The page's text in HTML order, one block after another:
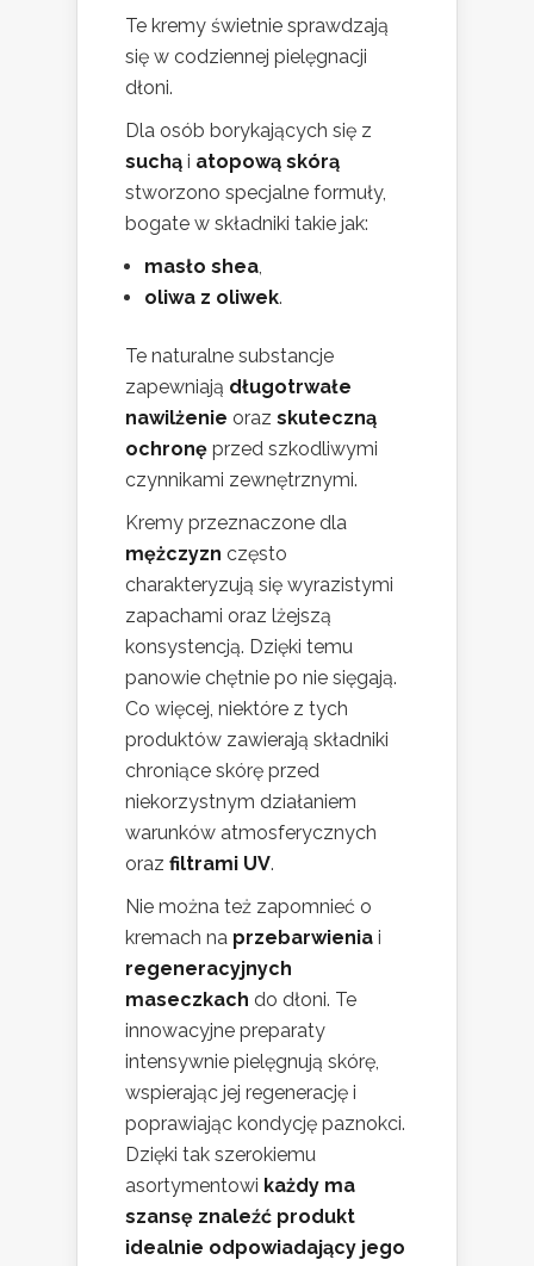
Te kremy świetnie sprawdzają
się w codziennej pielęgnacji
dłoni.
Dla osób borykających się z
suchą i atopową skórą
stworzono specjalne formuły,
bogate w składniki takie jak:
masło shea,
oliwa z oliwek.
Te naturalne substancje
zapewniają długotrwałe
nawilżenie oraz skuteczną
ochronę przed szkodliwymi
czynnikami zewnętrznymi.
Kremy przeznaczone dla
mężczyzn często
charakteryzują się wyrazistymi
zapachami oraz lżejszą
konsystencją. Dzięki temu
panowie chętnie po nie sięgają.
Co więcej, niektóre z tych
produktów zawierają składniki
chroniące skórę przed
niekorzystnym działaniem
warunków atmosferycznych
oraz filtrami UV.
Nie można też zapomnieć o
kremach na przebarwienia i
regeneracyjnych
maseczkach do dłoni. Te
innowacyjne preparaty
intensywnie pielęgnują skórę,
wspierając jej regenerację i
poprawiając kondycję paznokci.
Dzięki tak szerokiemu
asortymentowi każdy ma
szansę znaleźć produkt
idealnie odpowiadający jego